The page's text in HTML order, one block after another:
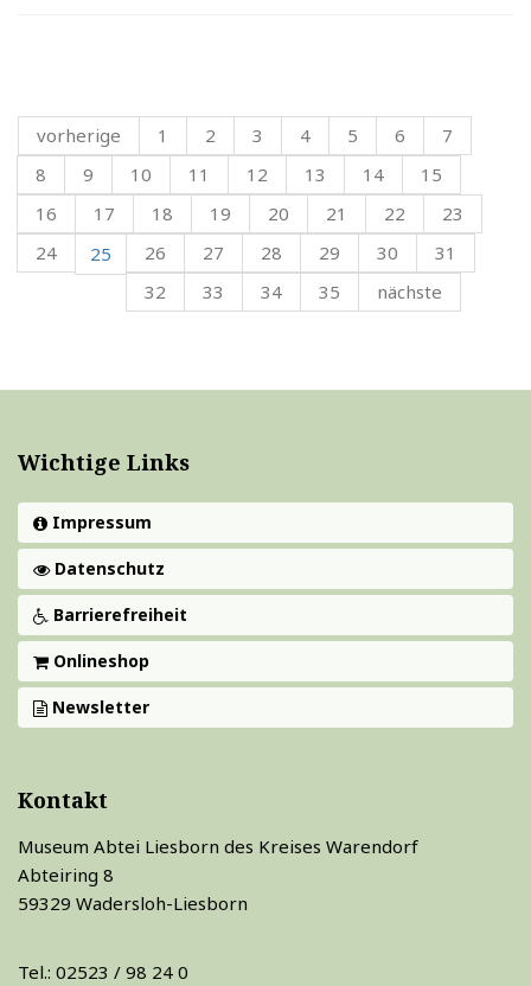
vorherige 1 2 3 4 5 6
7
8
9 10 11 12 13 14
15
16
17 18 19 20 21 22
23
24
25 26 27 28 29 30
31
32
33 34 35 nächste
Wichtige Links
Impressum
Datenschutz
Barrierefreiheit
Onlineshop
Newsletter
Kontakt
Museum Abtei Liesborn des Kreises Warendorf
Abteiring 8
59329 Wadersloh-Liesborn
Tel.: 02523 / 98 24 0